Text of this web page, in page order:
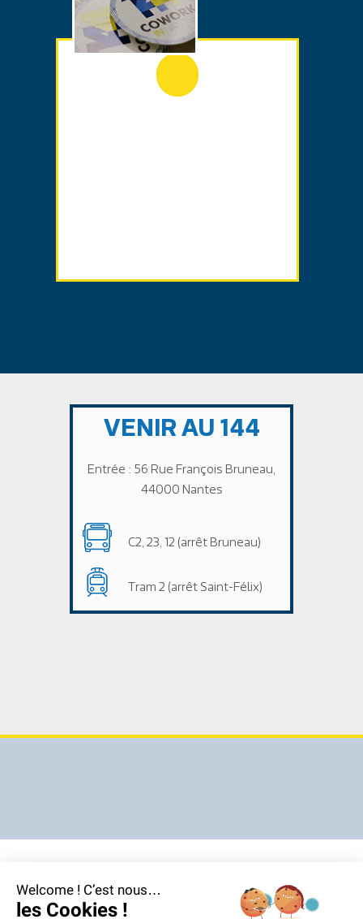
VENIR AU 144
Entrée : 56 Rue François Bruneau,
44000 Nantes
C2, 23, 12 (arrêt Bruneau)
Tram 2 (arrêt Saint-Félix)
Welcome ! C’est nous…
les Cookies !